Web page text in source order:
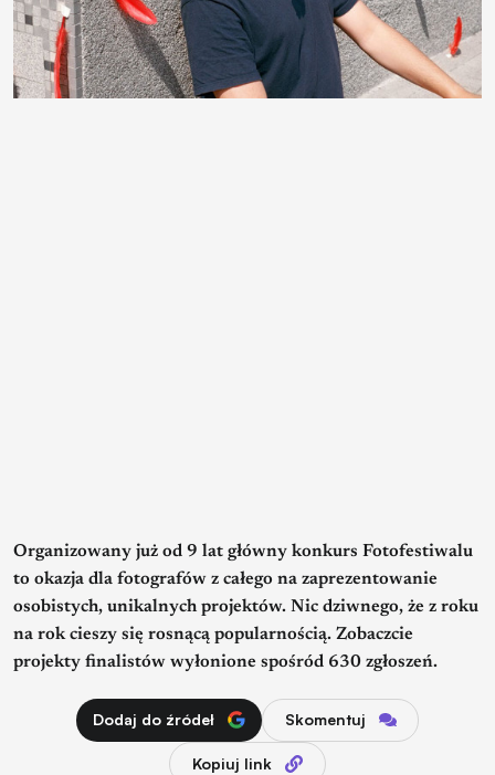
Organizowany już od 9 lat główny konkurs Fotofestiwalu
to okazja dla fotografów z całego na zaprezentowanie
osobistych, unikalnych projektów. Nic dziwnego, że z roku
na rok cieszy się rosnącą popularnością. Zobaczcie
projekty finalistów wyłonione spośród 630 zgłoszeń.
Dodaj do źródeł Skomentuj
Kopiuj link